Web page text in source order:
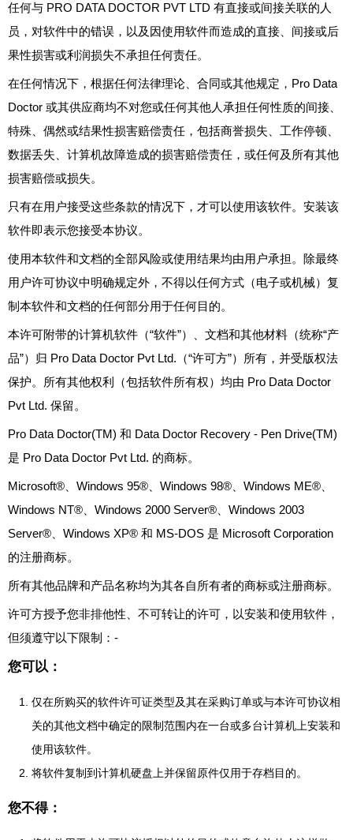
任何与 PRO DATA DOCTOR PVT LTD 有直接或间接关联的人
员，对软件中的错误，以及因使用软件而造成的直接、间接或后
果性损害或利润损失不承担任何责任。
在任何情况下，根据任何法律理论、合同或其他规定，Pro Data
Doctor 或其供应商均不对您或任何其他人承担任何性质的间接、
特殊、偶然或结果性损害赔偿责任，包括商誉损失、工作停顿、
数据丢失、计算机故障造成的损害赔偿责任，或任何及所有其他
损害赔偿或损失。
只有在用户接受这些条款的情况下，才可以使用该软件。安装该
软件即表示您接受本协议。
使用本软件和文档的全部风险或使用结果均由用户承担。除最终
用户许可协议中明确规定外，不得以任何方式（电子或机械）复
制本软件和文档的任何部分用于任何目的。
本许可附带的计算机软件（“软件”）、文档和其他材料（统称“产
品”）归 Pro Data Doctor Pvt Ltd.（“许可方”）所有，并受版权法
保护。所有其他权利（包括软件所有权）均由 Pro Data Doctor
Pvt Ltd. 保留。
Pro Data Doctor(TM) 和 Data Doctor Recovery - Pen Drive(TM)
是 Pro Data Doctor Pvt Ltd. 的商标。
Microsoft®、Windows 95®、Windows 98®、Windows ME®、
Windows NT®、Windows 2000 Server®、Windows 2003
Server®、Windows XP® 和 MS-DOS 是 Microsoft Corporation
的注册商标。
所有其他品牌和产品名称均为其各自所有者的商标或注册商标。
许可方授予您非排他性、不可转让的许可，以安装和使用软件，
但须遵守以下限制：-
您可以：
仅在所购买的软件许可证类型及其在采购订单或与本许可协议相
关的其他文档中确定的限制范围内在一台或多台计算机上安装和
使用该软件。
将软件复制到计算机硬盘上并保留原件仅用于存档目的。
您不得：